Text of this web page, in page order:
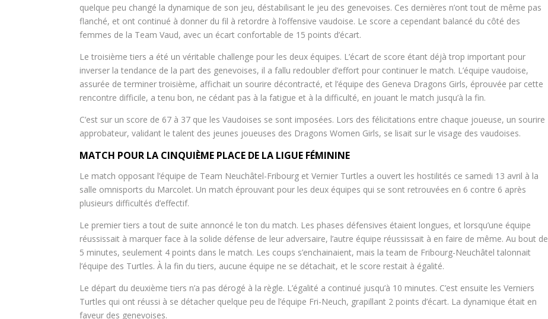
quelque peu changé la dynamique de son jeu, déstabilisant le jeu des genevoises. Ces dernières n’ont tout de même pas
flanché, et ont continué à donner du fil à retordre à l’offensive vaudoise. Le score a cependant balancé du côté des
femmes de la Team Vaud, avec un écart confortable de 15 points d’écart.
Le troisième tiers a été un véritable challenge pour les deux équipes. L’écart de score étant déjà trop important pour
inverser la tendance de la part des genevoises, il a fallu redoubler d’effort pour continuer le match. L’équipe vaudoise,
assurée de terminer troisième, affichait un sourire décontracté, et l’équipe des Geneva Dragons Girls, éprouvée par cette
rencontre difficile, a tenu bon, ne cédant pas à la fatigue et à la difficulté, en jouant le match jusqu’à la fin.
C’est sur un score de 67 à 37 que les Vaudoises se sont imposées. Lors des félicitations entre chaque joueuse, un sourire
approbateur, validant le talent des jeunes joueuses des Dragons Women Girls, se lisait sur le visage des vaudoises.
MATCH POUR LA CINQUIÈME PLACE DE LA LIGUE FÉMININE
Le match opposant l’équipe de Team Neuchâtel-Fribourg et Vernier Turtles a ouvert les hostilités ce samedi 13 avril à la
salle omnisports du Marcolet. Un match éprouvant pour les deux équipes qui se sont retrouvées en 6 contre 6 après
plusieurs difficultés d’effectif.
Le premier tiers a tout de suite annoncé le ton du match. Les phases défensives étaient longues, et lorsqu’une équipe
réussissait à marquer face à la solide défense de leur adversaire, l’autre équipe réussissait à en faire de même. Au bout de
5 minutes, seulement 4 points dans le match. Les coups s’enchainaient, mais la team de Fribourg-Neuchâtel talonnait
l’équipe des Turtles. À la fin du tiers, aucune équipe ne se détachait, et le score restait à égalité.
Le départ du deuxième tiers n’a pas dérogé à la règle. L’égalité a continué jusqu’à 10 minutes. C’est ensuite les Verniers
Turtles qui ont réussi à se détacher quelque peu de l’équipe Fri-Neuch, grapillant 2 points d’écart. La dynamique était en
faveur des genevoises.